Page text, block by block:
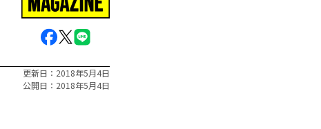
更新日
2018年5月4日
公開日
2018年5月4日